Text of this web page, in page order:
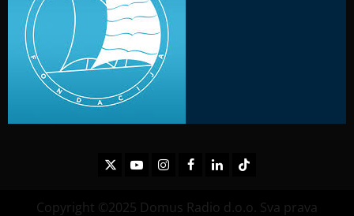
TwitterYoutubeInstagramFacebook
LinkedInTikTok
Copyright ©2025 Domus Radio d.o.o. Sva prava